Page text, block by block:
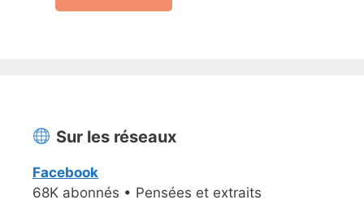
Sur les réseaux
Facebook
68K abonnés • Pensées et extraits